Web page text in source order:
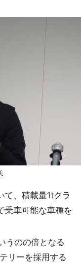
て、積載量1tクラ
乗車可能な車種を
うのの倍となる
リーを採用する